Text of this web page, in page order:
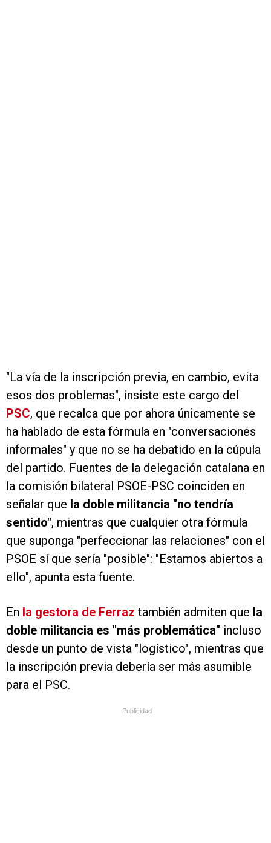
"La vía de la inscripción previa, en cambio, evita
esos dos problemas", insiste este cargo del
PSC, que recalca que por ahora únicamente se
ha hablado de esta fórmula en "conversaciones
informales" y que no se ha debatido en la cúpula
del partido. Fuentes de la delegación catalana en
la comisión bilateral PSOE-PSC coinciden en
señalar que la doble militancia "no tendría
sentido", mientras que cualquier otra fórmula
que suponga "perfeccionar las relaciones" con el
PSOE sí que sería "posible": "Estamos abiertos a
ello", apunta esta fuente.
En la gestora de Ferraz también admiten que la
doble militancia es "más problemática" incluso
desde un punto de vista "logístico", mientras que
la inscripción previa debería ser más asumible
para el PSC.
Publicidad